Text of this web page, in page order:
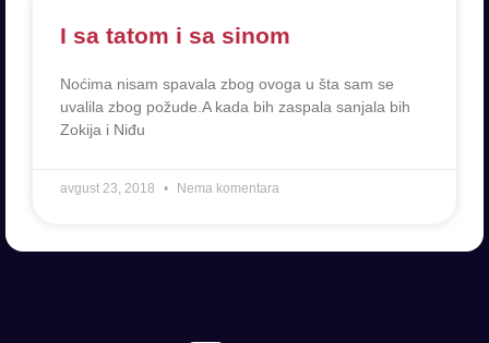
I sa tatom i sa sinom
Noćima nisam spavala zbog ovoga u šta sam se
uvalila zbog požude.A kada bih zaspala sanjala bih
Zokija i Niđu
avgust 23, 2018 Nema komentara